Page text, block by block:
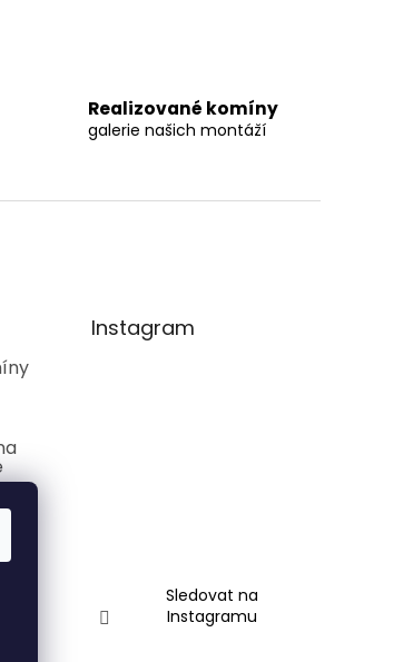
Realizované komíny
galerie našich montáží
Instagram
Sledovat na
Instagramu